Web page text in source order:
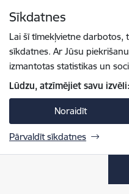
Sīkdatnes
Lai šī tīmekļvietne darbotos,
sīkdatnes. Ar Jūsu
izmantotas statistikas un
Lūdzu, atzīmējiet savu izvēli:
Noraidīt
Pārvaldīt sīkdatnes